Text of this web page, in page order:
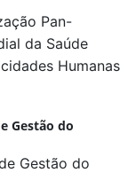
Pan-
da Saúde
Humanas
Gestão do
Gestão do